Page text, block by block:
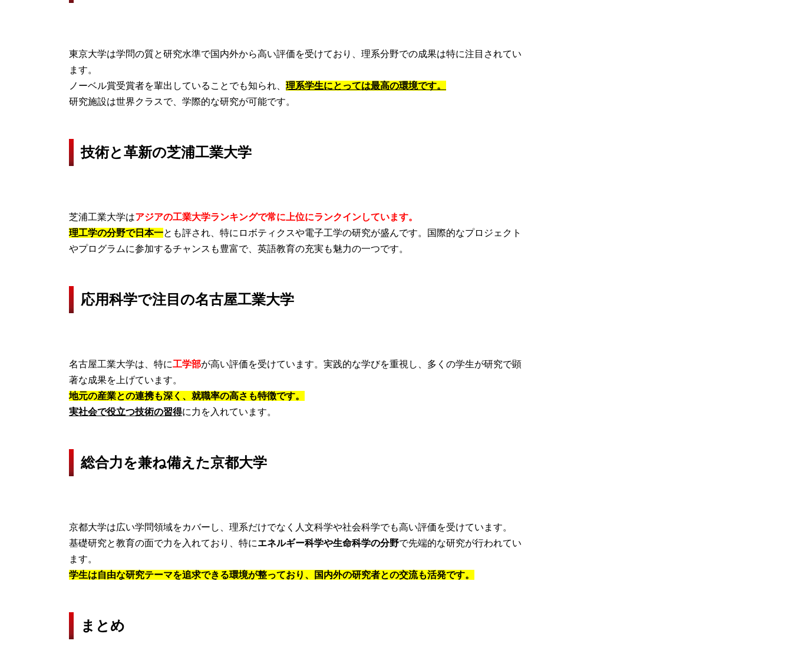
東京大学は学問の質と研究水準で国内外から高い評価を受けており、理系分野での成果は特に注目されてい
ます。
ノーベル賞受賞者を輩出していることでも知られ、 理系学生にとっては最高の環境です。
研究施設は世界クラスで、学際的な研究が可能です。
技術と革新の芝浦工業大学
芝浦工業大学はアジアの工業大学ランキングで常に上位にランクインしています。
理工学の分野で日本一とも評され、特にロボティクスや電子工学の研究が盛んです。国際的なプロジェクト
やプログラムに参加するチャンスも豊富で、英語教育の充実も魅力の一つです。
応用科学で注目の名古屋工業大学
名古屋工業大学は、特に工学部が高い評価を受けています。実践的な学びを重視し、多くの学生が研究で顕
著な成果を上げています。
地元の産業との連携も深く、就職率の高さも特徴です。
実社会で役立つ技術の習得に力を入れています。
総合力を兼ね備えた京都大学
京都大学は広い学問領域をカバーし、理系だけでなく人文科学や社会科学でも高い評価を受けています。
基礎研究と教育の面で力を入れており、特にエネルギー科学や生命科学の分野で先端的な研究が行われてい
ます。
学生は自由な研究テーマを追求できる環境が整っており、国内外の研究者との交流も活発です。
まとめ